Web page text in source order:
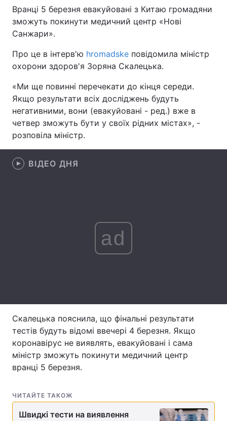
Головна Війна
Україна Політика
Економіка Світ
Спорт
Техно і зв'язок Лайт
Інциденти
Здоров'я
Цікавинки
Статті
Контакти
Послуги
Вранці 5 березня евакуйовані з Китаю громадяни
зможуть покинути медичний центр «Нові
Санжари».
Про це в інтерв'ю hromadske повідомила міністр
охорони здоров'я Зоряна Скалецька.
«Ми ще повинні перечекати до кінця середи.
Якщо результати всіх досліджень будуть
негативними, вони (евакуйовані - ред.) вже в
четвер зможуть бути у своїх рідних містах», -
розповіла міністр.
ВІДЕО ДНЯ
ad
Скалецька пояснила, що фінальні результати
тестів будуть відомі ввечері 4 березня. Якщо
коронавірус не виявлять, евакуйовані і сама
міністр зможуть покинути медичний центр
вранці 5 березня.
ЧИТАЙТЕ ТАКОЖ
Швидкі тести на виявлення